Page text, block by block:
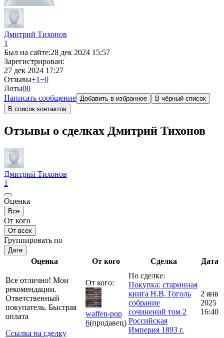
Дмитрий Тихонов
1
Был на сайте:28 дек 2024 15:57
Зарегистрирован:
27 дек 2024 17:27
Отзывы+1−0
Лоты00
Написать сообщение Добавить в избранное
В чёрный список
В список контактов
Отзывы о сделках Дмитрий Тихонов
Дмитрий Тихонов
1
Оценка
Все
От кого
От всех
Группировать по
Дате
Оценка От кого Сделка Дата
Все отлично! Мои
рекомендации.
Ответственный
покупатель. Быстрая
оплата
Ссылка на сделку
От кого:
waffen-pop
6(продавец)
По сделке:
Покупка: старинная
книга Н.В. Гоголь
собрание
сочинений том 2
Российская
Империя 1893 г.
2 янв
2025
16:40